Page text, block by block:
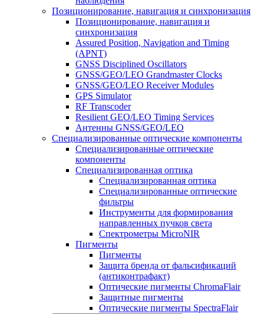
Позиционирование, навигация и синхронизация
Позиционирование, навигация и
синхронизация
Assured Position, Navigation and Timing
(APNT)
GNSS Disciplined Oscillators
GNSS/GEO/LEO Grandmaster Clocks
GNSS/GEO/LEO Receiver Modules
GPS Simulator
RF Transcoder
Resilient GEO/LEO Timing Services
Антенны GNSS/GEO/LEO
Специализированные оптические компоненты
Специализированные оптические
компоненты
Специализированная оптика
Специализированная оптика
Специализированные оптические
фильтры
Инструменты для формирования
направленных пучков света
Спектрометры MicroNIR
Пигменты
Пигменты
Защита бренда от фальсификаций
(антиконтрафакт)
Оптические пигменты ChromaFlair
Защитные пигменты
Оптические пигменты SpectraFlair